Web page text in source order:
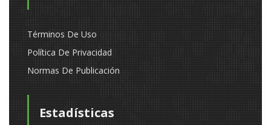
Términos De Uso
Política De Privacidad
Normas De Publicación
Estadísticas